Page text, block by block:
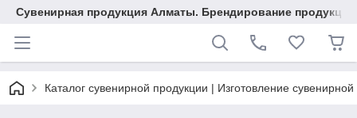
Сувенирная продукция Алматы. Брендирование
Каталог сувенирной продукции | Изготовление